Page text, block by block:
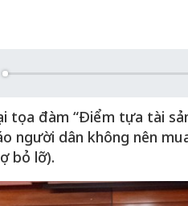
tọa đàm “Điểm tựa tài
người dân không nên
bỏ lỡ).